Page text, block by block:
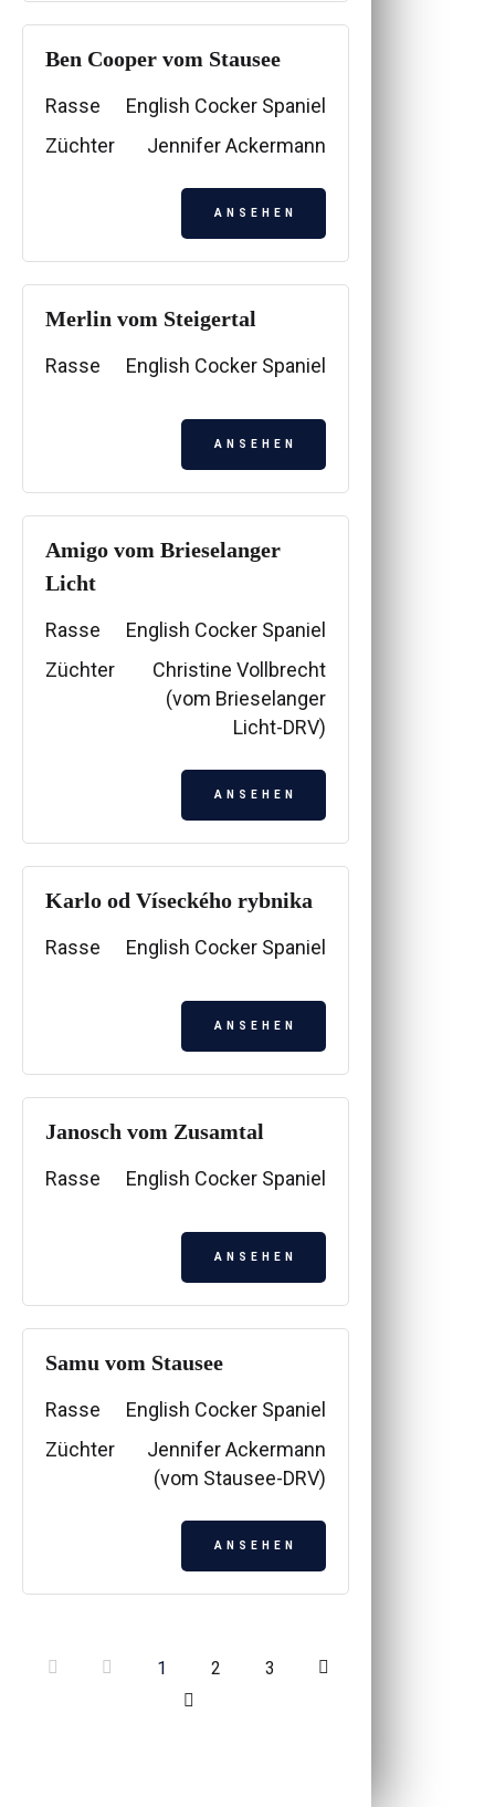
Ben Cooper vom Stausee
Rasse
English Cocker Spaniel
Züchter
Jennifer Ackermann
ANSEHEN
Merlin vom Steigertal
Rasse English Cocker Spaniel
ANSEHEN
Amigo vom Brieselanger
Licht
Rasse
English Cocker Spaniel
Züchter
Christine Vollbrecht
(vom Brieselanger
Licht-DRV)
ANSEHEN
Karlo od Víseckého rybnika
Rasse English Cocker Spaniel
ANSEHEN
Janosch vom Zusamtal
Rasse English Cocker Spaniel
ANSEHEN
Samu vom Stausee
Rasse
English Cocker Spaniel
Züchter
Jennifer Ackermann
(vom Stausee-DRV)
ANSEHEN
1 2 3